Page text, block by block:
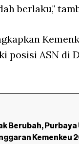
berlaku,"
posisi ASN di
Berubah, Purbaya
Kemenkeu